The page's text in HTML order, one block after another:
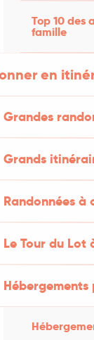
Top 10 des
famille
en
Grandes
Grands
Randonnées
Le Tour du Lot
Felzins